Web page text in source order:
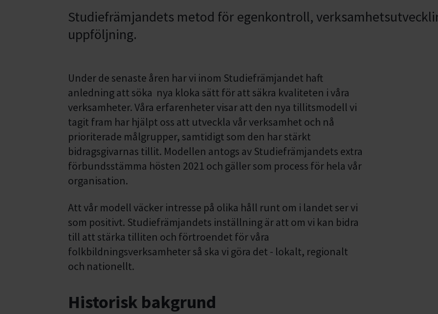
Studiefrämjandets metod för egenkontroll,
uppföljning.
Under de senaste åren har vi inom Studiefrämjandet haft
anledning att söka nya kloka sätt för att säkra kvaliteten i våra
verksamheter. Våra erfarenheter visar att den nya tillitsmodell vi
tagit fram har hjälpt oss att utveckla vår verksamhet och nå
prioriterade målgrupper, samtidigt som den har stärkt
bidragsgivarnas tillit. Modellen antogs av Studiefrämjandets extra
förbundsstämma hösten 2021 och gäller som process för hela vår
organisation.
Att vår modell väcker intresse på olika håll runt om i landet ser vi
som positivt. Studiefrämjandets inställning är att om vi kan bidra
till att stärka tilliten och förtroendet för våra
folkbildningsverksamheter så ska vi göra det - lokalt, regionalt
och nationellt.
Historisk bakgrund